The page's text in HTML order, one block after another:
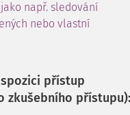
např. sledování
nebo vlastní
přístup
zkušebního přístupu):